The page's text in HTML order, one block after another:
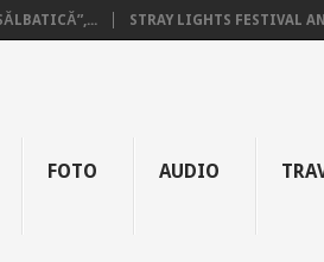
STRAY LIGHTS FESTIVAL
FOTO AUDIO